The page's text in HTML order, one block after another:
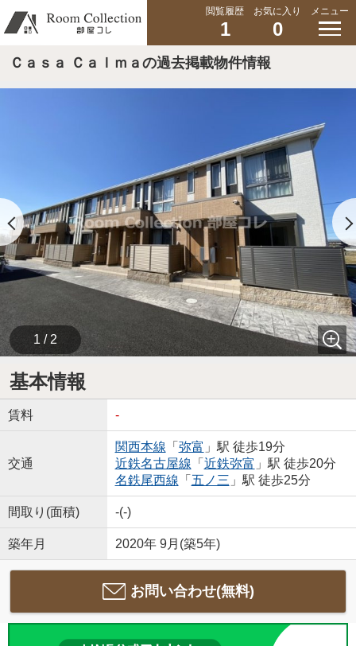
閲覧履歴
1
お気に入り
0
メニュー
Ｃａｓａ Ｃａｌｍａの過去掲載物件情報
1 / 2
基本情報
賃料 -
交通
関西本線 「 弥富 」駅 徒歩19分
近鉄名古屋線 「 近鉄弥富 」駅 徒歩20分
名鉄尾西線 「 五ノ三 」駅 徒歩25分
間取り(面積) -(-)
築年月 2020年 9月(築5年)
お問い合わせ(無料)